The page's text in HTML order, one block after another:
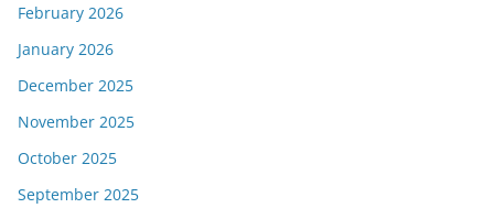
February 2026
January 2026
December 2025
November 2025
October 2025
September 2025